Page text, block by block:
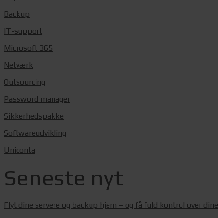
Backup
IT-support
Microsoft 365
Netværk
Outsourcing
Password manager
Sikkerhedspakke
Softwareudvikling
Uniconta
Seneste nyt
Flyt dine servere og backup hjem – og få fuld kontrol over